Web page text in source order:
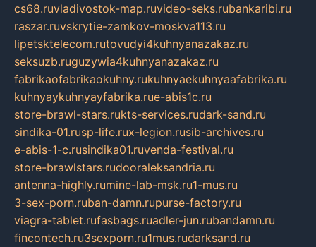
cs68.ruvladivostok-map.ruvideo-seks.rubankaribi.ru
raszar.ruvskrytie-zamkov-moskva113.ru
lipetsktelecom.rutovudyi4kuhnyanazakaz.ru
seksuzb.ruguzywia4kuhnyanazakaz.ru
fabrikaofabrikaokuhny.rukuhnyaekuhnyaafabrika.ru
kuhnyaykuhnyayfabrika.rue-abis1c.ru
store-brawl-stars.rukts-services.rudark-sand.ru
sindika-01.rusp-life.rux-legion.rusib-archives.ru
e-abis-1-c.rusindika01.ruvenda-festival.ru
store-brawlstars.rudooraleksandria.ru
antenna-highly.rumine-lab-msk.ru1-mus.ru
3-sex-porn.ruban-damn.rupurse-factory.ru
viagra-tablet.rufasbags.ruadler-jun.rubandamn.ru
fincontech.ru3sexporn.ru1mus.rudarksand.ru